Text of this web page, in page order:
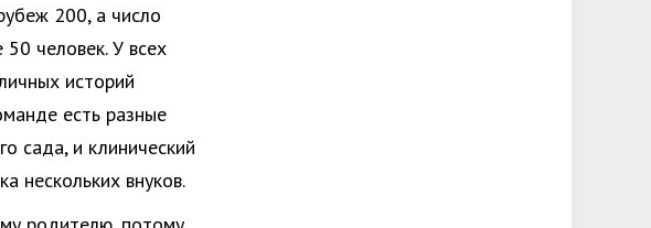
200, а число
человек. У всех
историй
есть разные
сада, и клинический
нескольких внуков.